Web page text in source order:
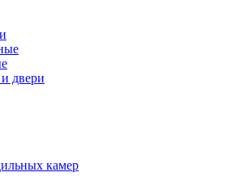
двери
камер